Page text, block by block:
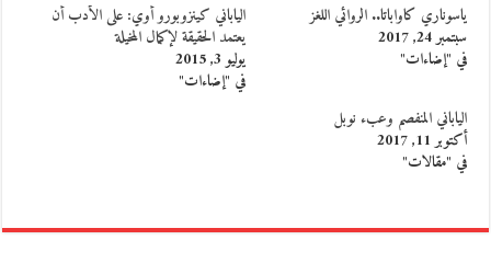
ياسوناري كاواباتا.. الروائي اللغز
سبتمبر 24, 2017
في "إضاءات"
الياباني كينزوبورو أوي: على الأدب أن
يعتمد الحقيقة لإكمال المخيلة
يوليو 3, 2015
في "إضاءات"
الياباني المنفصم وعبء نوبل
أكتوبر 11, 2017
في "مقالات"